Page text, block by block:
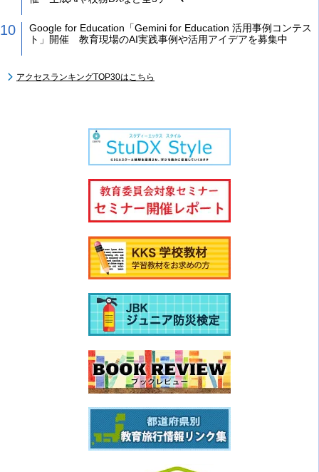
Google for Education「Gemini for Education 活用事例コンテス
ト」開催 教育現場のAI実践事例や活用アイデアを募集中
アクセスランキングTOP30はこちら